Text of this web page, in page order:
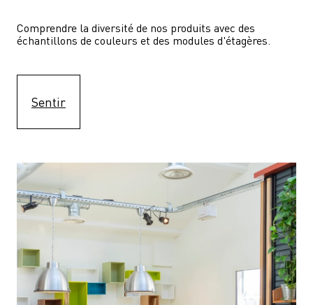
Comprendre la diversité de nos produits avec des
échantillons de couleurs et des modules d'étagères.
Sentir